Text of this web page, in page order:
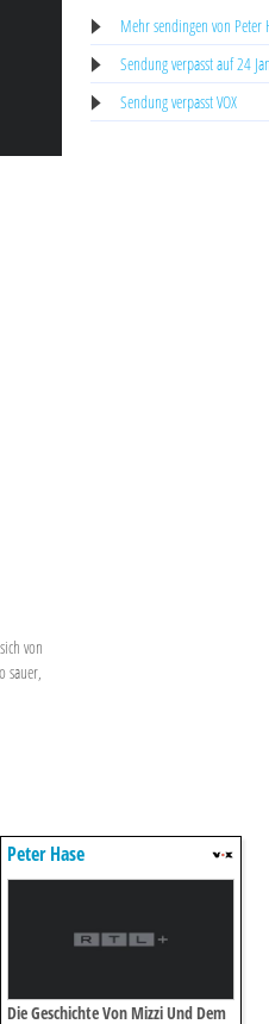
von
sauer,
Mehr sendingen von Peter
Sendung verpasst auf 24
Sendung verpasst VOX
Peter Hase
Die Geschichte Von Mizzi Und Dem